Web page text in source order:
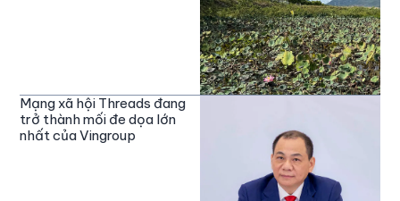
Mạng xã hội Threads đang
trở thành mối đe dọa lớn
nhất của Vingroup